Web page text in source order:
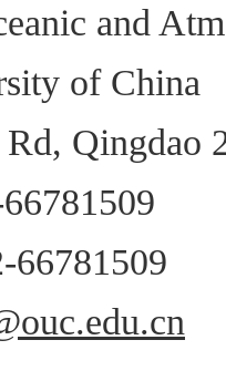
and
of China
Qingdao
66781509